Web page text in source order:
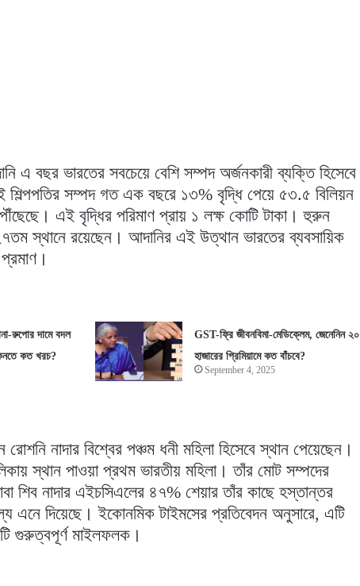
এ বছর ভারতের সবচেয়ে বেশি সম্পদ অর্জনকারী ব্যক্তি হিসেবে
সম্পদ গত এক বছরে ১৩% বৃদ্ধি পেয়ে ৫৩.৫ বিলিয়ন
এই বৃদ্ধির পরিমাণ প্রায় ১ লক্ষ কোটি টাকা। হুরুন
২৭তম স্থানে রয়েছেন। আদানির এই উত্থান ভারতের ব্যবসায়িক
রুপোর দামে বদল
কত খরচ?
GST-ফ্রি জীবনবিমা-মেডিক্লেম, জেনেনিন ২০
হাজারের প্রিমিয়ামে কত বাঁচবে?
September 4, 2025
নাদার বিশ্বের পঞ্চম ধনী মহিলা হিসেবে স্থান পেয়েছেন।
স্থান পাওয়া প্রথম ভারতীয় মহিলা। তাঁর মোট সম্পদের
শিব নাদার এইচসিএলের ৪৭% শেয়ার তাঁর কাছে হস্তান্তর
এনে দিয়েছে। ইকোনমিক টাইমসের প্রতিবেদন অনুসারে, এটি
গুরুত্বপূর্ণ মাইলফলক।